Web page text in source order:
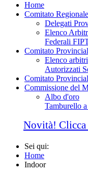
Home
Comitato Regionale
Delegati
Elenco
Federali
Comitato
Elenco arbitri
Autorizzati
Comitato
Commissione del
Albo d'oro
Tamburello
Novità! Clicca
Sei qui:
Home
Indoor